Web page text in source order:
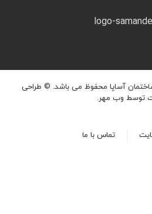
آساپا محفوظ می باشد. © طراحی
توسط وب مهر.
تماس با ما